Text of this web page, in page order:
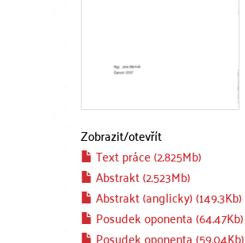
Zobrazit/otevřít
Text práce (2.825Mb)
Abstrakt (2.523Mb)
Abstrakt (anglicky) (149.3Kb)
Posudek oponenta (64.47Kb)
Posudek oponenta (59.04Kb)